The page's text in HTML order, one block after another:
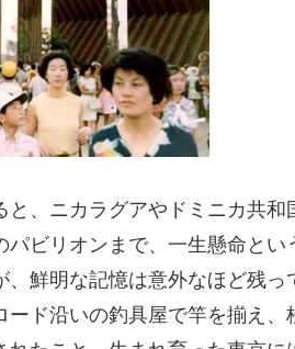
、ニカラグアやドミニカ共和
ビリオンまで、一生懸命とい
鮮明な記憶は意外なほど残っ
ド沿いの釣具屋で竿を揃え、